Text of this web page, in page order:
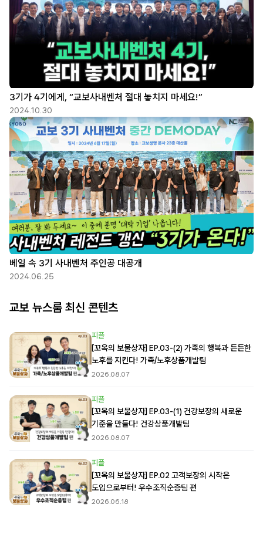
3기가 4기에게, “교보사내벤처 절대 놓치지 마세요!”
2024.10.30
베일 속 3기 사내벤처 주인공 대공개
2024.06.25
교보 뉴스룸 최신 콘텐츠
피플
[꼬옥의 보물상자] EP.03-(2) 가족의 행복과 든든한
노후를 지킨다! 가족/노후상품개발팀
2026.08.07
피플
[꼬옥의 보물상자] EP.03-(1) 건강보장의 새로운
기준을 만들다! 건강상품개발팀
2026.08.07
피플
[꼬옥의 보물상자] EP.02 고객보장의 시작은
도입으로부터! 우수조직순증팀 편
2026.06.18